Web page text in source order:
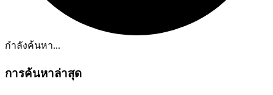
กำลังค้นหา...
การค้นหาล่าสุด